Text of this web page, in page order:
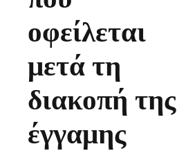
οφείλεται
μετά τη
διακοπή της
έγγαμης